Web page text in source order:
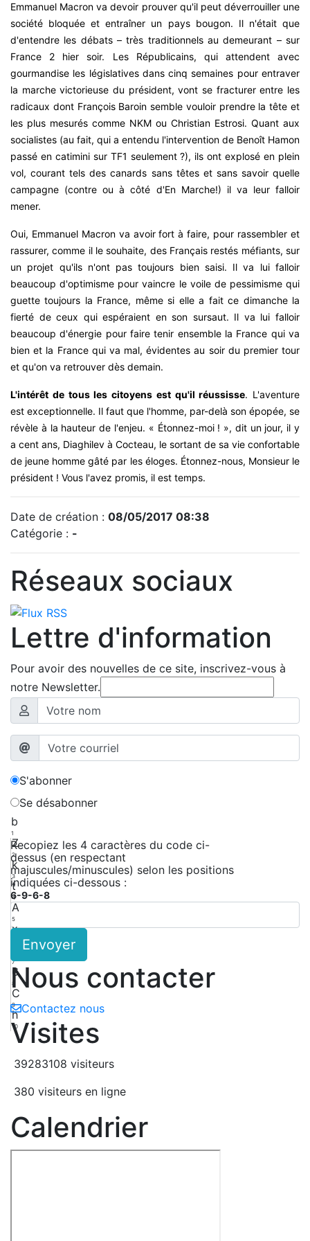
Emmanuel Macron va devoir prouver qu'il peut déverrouiller une
société bloquée et entraîner un pays bougon. Il n'était que
d'entendre les débats – très traditionnels au demeurant – sur
France 2 hier soir. Les Républicains, qui attendent avec
gourmandise les législatives dans cinq semaines pour entraver
la marche victorieuse du président, vont se fracturer entre les
radicaux dont François Baroin semble vouloir prendre la tête et
les plus mesurés comme NKM ou Christian Estrosi. Quant aux
socialistes (au fait, qui a entendu l'intervention de Benoît Hamon
passé en catimini sur TF1 seulement ?), ils ont explosé en plein
vol, courant tels des canards sans têtes et sans savoir quelle
campagne (contre ou à côté d'En Marche!) il va leur falloir
mener.
Oui, Emmanuel Macron va avoir fort à faire, pour rassembler et
rassurer, comme il le souhaite, des Français restés méfiants, sur
un projet qu'ils n'ont pas toujours bien saisi. Il va lui falloir
beaucoup d'optimisme pour vaincre le voile de pessimisme qui
guette toujours la France, même si elle a fait ce dimanche la
fierté de ceux qui espéraient en son sursaut. Il va lui falloir
beaucoup d'énergie pour faire tenir ensemble la France qui va
bien et la France qui va mal, évidentes au soir du premier tour
et qu'on va retrouver dès demain.
L'intérêt de tous les citoyens est qu'il réussisse. L'aventure
est exceptionnelle. Il faut que l'homme, par-delà son épopée, se
révèle à la hauteur de l'enjeu. « Étonnez-moi ! », dit un jour, il y
a cent ans, Diaghilev à Cocteau, le sortant de sa vie confortable
de jeune homme gâté par les éloges. Étonnez-nous, Monsieur le
président ! Vous l'avez promis, il est temps.
Date de création : 08/05/2017 08:38
Catégorie : -
Réseaux sociaux
Lettre d'information
Pour avoir des nouvelles de ce site, inscrivez-vous à
notre Newsletter.
S'abonner
Se désabonner
b
1
Z
2
k
3
t
4
A
5
x
7
6
8
C
9
h
10
Recopiez les 4 caractères du code ci-
dessus (en respectant
majuscules/minuscules) selon les positions
indiquées ci-dessous :
6-9-6-8
Envoyer
Nous contacter
Contactez nous
Visites
39283108 visiteurs
380 visiteurs en ligne
Calendrier